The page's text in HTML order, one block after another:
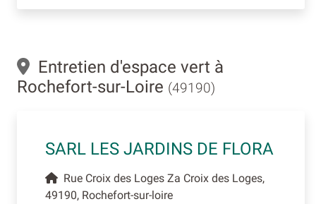
Entretien d'espace vert à
Rochefort-sur-Loire (49190)
SARL LES JARDINS DE FLORA
Rue Croix des Loges Za Croix des Loges,
49190, Rochefort-sur-loire